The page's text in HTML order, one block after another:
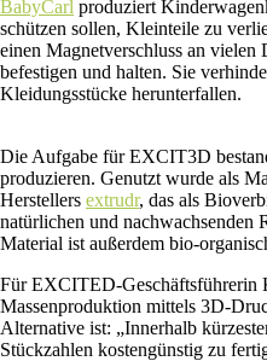
BabyCarl produziert
schützen sollen, Kleinteile zu
einen Magnetverschluss an
befestigen und halten. Sie
Kleidungsstücke herunterfallen.
Die Aufgabe für EXCIT3D
produzieren. Genutzt wurde als
Herstellers extrudr, das als
natürlichen und nachwachsenden
Material ist außerdem bio-
Für EXCITED-Geschäftsführerin
Massenproduktion mittels 3D-
Alternative ist: „Innerhalb
Stückzahlen kostengünstig zu